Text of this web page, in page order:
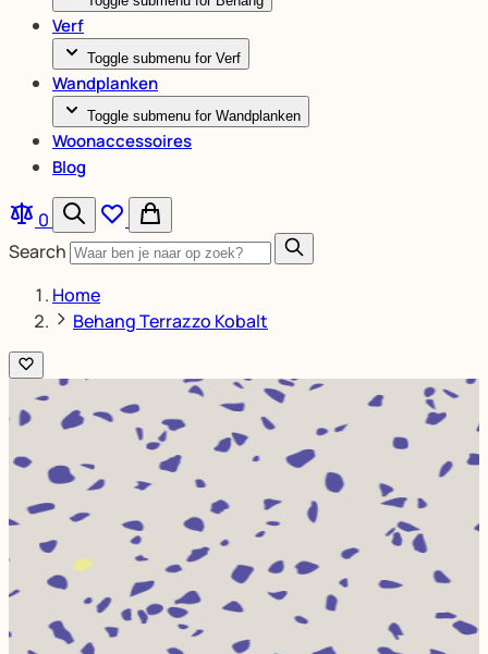
Verf
Toggle submenu for Verf
Wandplanken
Toggle submenu for Wandplanken
Woonaccessoires
Blog
0
Search
Home
Behang Terrazzo Kobalt